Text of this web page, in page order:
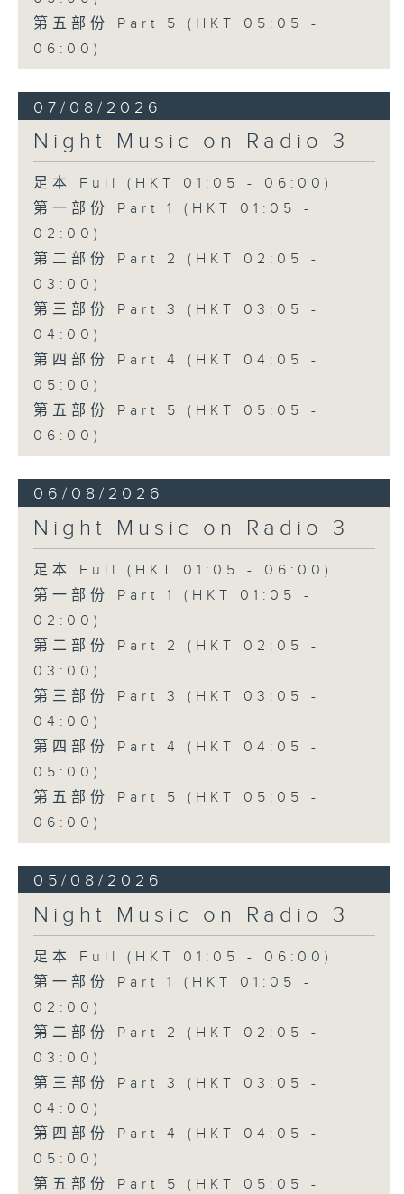
第五部份 Part 5 (HKT 05:05 -
06:00)
07/08/2026
Night Music on Radio 3
足本 Full (HKT 01:05 - 06:00)
第一部份 Part 1 (HKT 01:05 -
02:00)
第二部份 Part 2 (HKT 02:05 -
03:00)
第三部份 Part 3 (HKT 03:05 -
04:00)
第四部份 Part 4 (HKT 04:05 -
05:00)
第五部份 Part 5 (HKT 05:05 -
06:00)
06/08/2026
Night Music on Radio 3
足本 Full (HKT 01:05 - 06:00)
第一部份 Part 1 (HKT 01:05 -
02:00)
第二部份 Part 2 (HKT 02:05 -
03:00)
第三部份 Part 3 (HKT 03:05 -
04:00)
第四部份 Part 4 (HKT 04:05 -
05:00)
第五部份 Part 5 (HKT 05:05 -
06:00)
05/08/2026
Night Music on Radio 3
足本 Full (HKT 01:05 - 06:00)
第一部份 Part 1 (HKT 01:05 -
02:00)
第二部份 Part 2 (HKT 02:05 -
03:00)
第三部份 Part 3 (HKT 03:05 -
04:00)
第四部份 Part 4 (HKT 04:05 -
05:00)
第五部份 Part 5 (HKT 05:05 -